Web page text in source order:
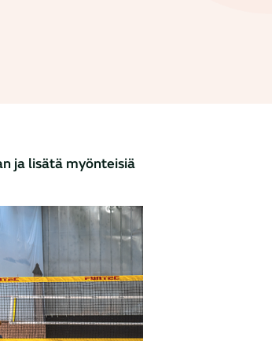
ja lisätä myönteisiä